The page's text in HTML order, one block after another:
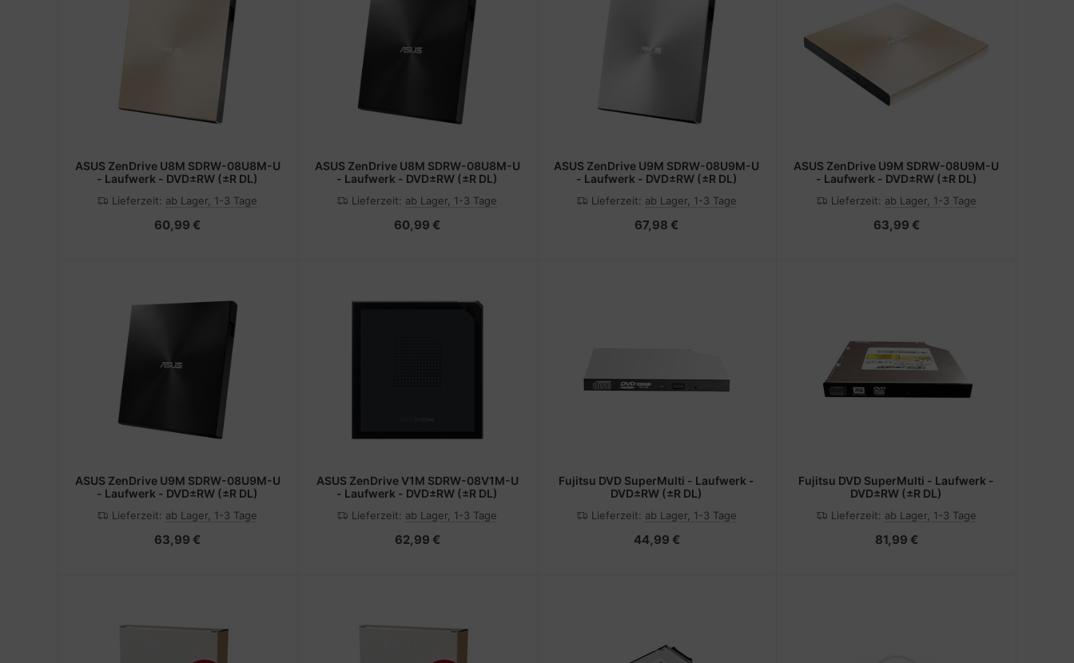
ASUS ZenDrive U8M SDRW-08U8M-U
- Laufwerk - DVD±RW (±R DL)
Lieferzeit: ab Lager, 1-3 Tage
60,99 €
ASUS ZenDrive U8M SDRW-08U8M-U
- Laufwerk - DVD±RW (±R DL)
Lieferzeit: ab Lager, 1-3 Tage
60,99 €
ASUS ZenDrive U9M SDRW-08U9M-U
- Laufwerk - DVD±RW (±R DL)
Lieferzeit: ab Lager, 1-3 Tage
67,98 €
ASUS ZenDrive U9M SDRW-08U9M-U
- Laufwerk - DVD±RW (±R DL)
Lieferzeit: ab Lager, 1-3 Tage
63,99 €
ASUS ZenDrive U9M SDRW-08U9M-U
- Laufwerk - DVD±RW (±R DL)
Lieferzeit: ab Lager, 1-3 Tage
63,99 €
ASUS ZenDrive V1M SDRW-08V1M-U
- Laufwerk - DVD±RW (±R DL)
Lieferzeit: ab Lager, 1-3 Tage
62,99 €
Fujitsu DVD SuperMulti - Laufwerk -
DVD±RW (±R DL)
Lieferzeit: ab Lager, 1-3 Tage
44,99 €
Fujitsu DVD SuperMulti - Laufwerk -
DVD±RW (±R DL)
Lieferzeit: ab Lager, 1-3 Tage
81,99 €